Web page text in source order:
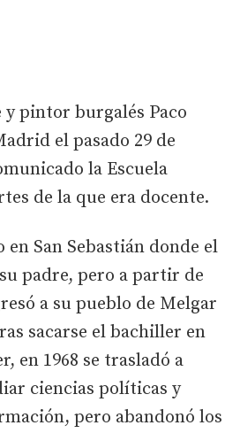
pintor burgalés Paco
el pasado 29 de
la Escuela
de la que era docente.
San Sebastián donde el
padre, pero a partir de
a su pueblo de Melgar
sacarse el bachiller en
en 1968 se trasladó a
ciencias políticas y
pero abandonó los